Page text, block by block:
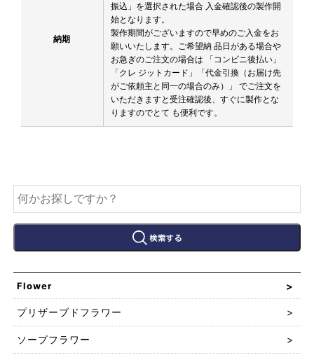
納期
振込」を選択された場合 入金確認後の製作開
始となります。
製作期間がございますので早めのご入金をお
願いいたします。ご希望納 品日がある場合や
お急ぎのご注文の場合は 「コンビニ後払い」
「クレ ジットカード」「代金引換（お届け先
がご依頼主と同一の場合のみ）」 でご注文を
いただきますと受注確認後、すぐに製作とな
りますのでとて も便利です。
Flower
プリザーブドフラワー
ソープフラワー